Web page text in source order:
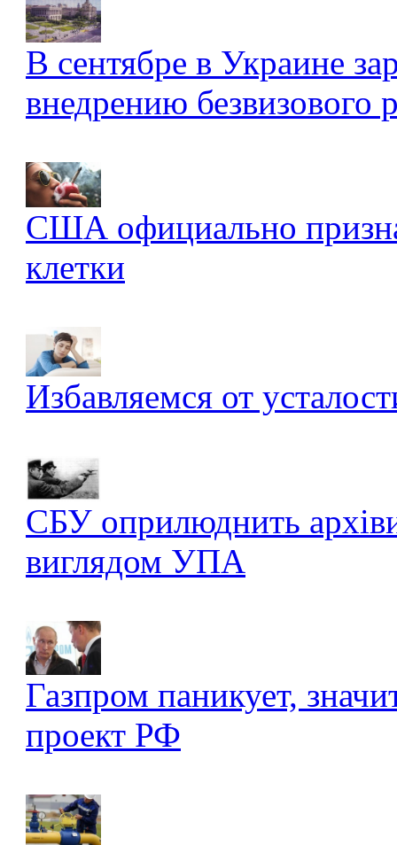
В сентябре в Украине
внедрению безвизового
США официально
клетки
Избавляемся от
СБУ оприлюднить
виглядом УПА
Газпром паникует,
проект РФ